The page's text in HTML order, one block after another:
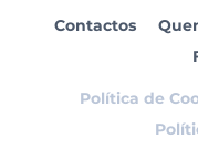
Contactos
Política de